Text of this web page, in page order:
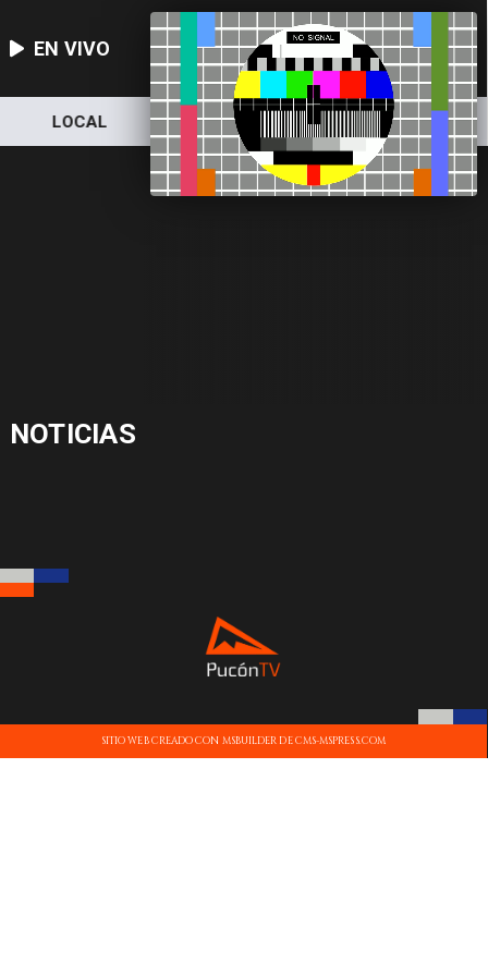
EN VIVO
LOCAL NACIONAL DEPORTES
NOTICIAS
SITIO WEB CREADO CON MSBUILDER DE CMS-MSPRESS.COM